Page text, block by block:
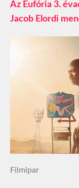
Az Eufória 3.
Jacob Elordi
Filmipar